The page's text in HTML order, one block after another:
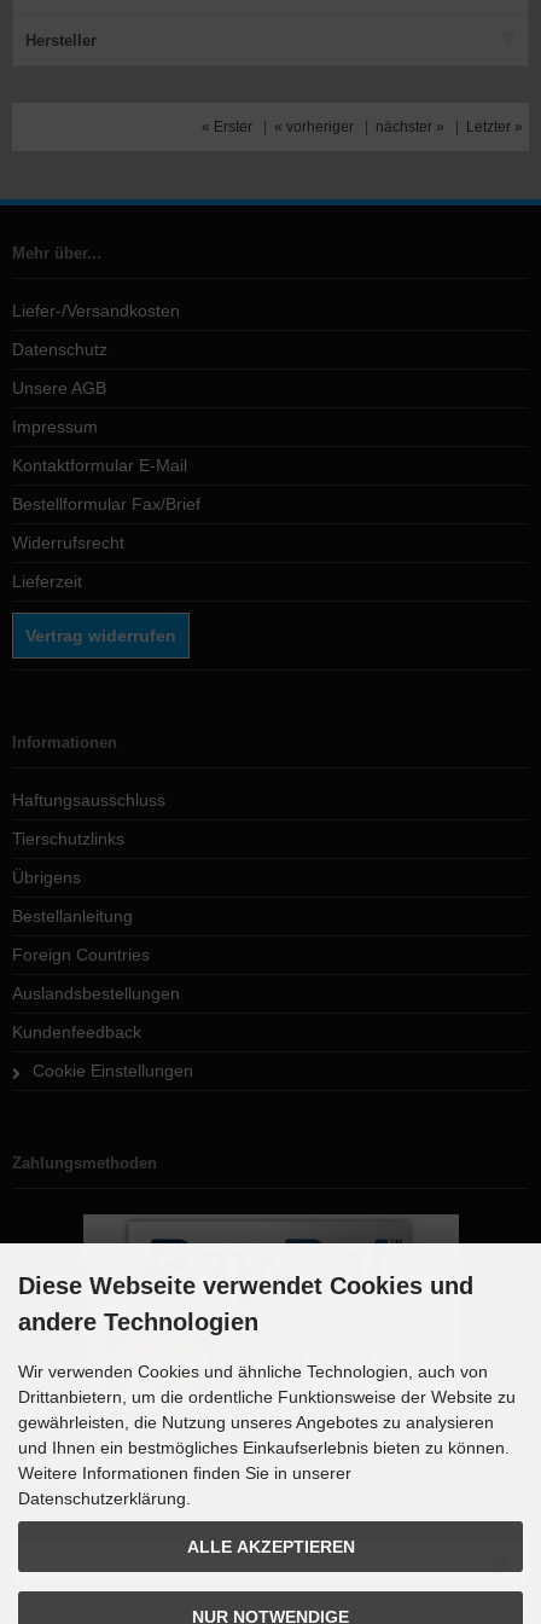
Hersteller
« Erster « vorheriger nächster » Letzter »
Mehr über...
Liefer-/Versandkosten
Datenschutz
Unsere AGB
Impressum
Kontaktformular E-Mail
Bestellformular Fax/Brief
Widerrufsrecht
Lieferzeit
Vertrag widerrufen
Informationen
Haftungsausschluss
Tierschutzlinks
Übrigens
Bestellanleitung
Foreign Countries
Auslandsbestellungen
Kundenfeedback
Cookie Einstellungen
Zahlungsmethoden
Newsletter-Anmeldung
E-Mail-Adresse:
Diese Webseite verwendet Cookies und
andere Technologien
Wir verwenden Cookies und ähnliche Technologien, auch von
Drittanbietern, um die ordentliche Funktionsweise der Website zu
gewährleisten, die Nutzung unseres Angebotes zu analysieren
und Ihnen ein bestmögliches Einkaufserlebnis bieten zu können.
Weitere Informationen finden Sie in unserer
Datenschutzerklärung.
ALLE AKZEPTIEREN
NUR NOTWENDIGE